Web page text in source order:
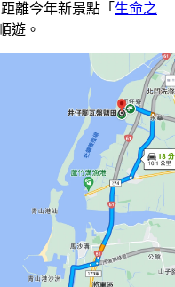
離今年新景點「 生命之
遊。